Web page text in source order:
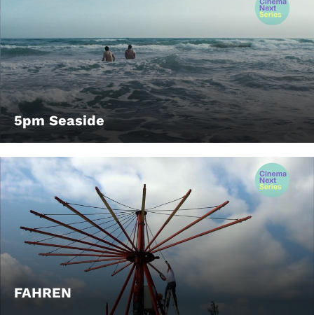
5pm Seaside
FAHREN